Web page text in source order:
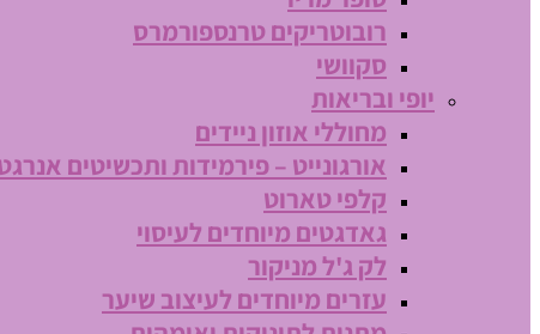
רובוטריקים טרנספורמרס
סקוושי
יופי ובריאות
מחוללי אוזון ניידים
אורגונייט – פירמידות ותכשיטים
קלפי טארוט
גאדגטים מיוחדים לעיסוי
לק ג'ל מניקור
עזרים מיוחדים לעיצוב שיער